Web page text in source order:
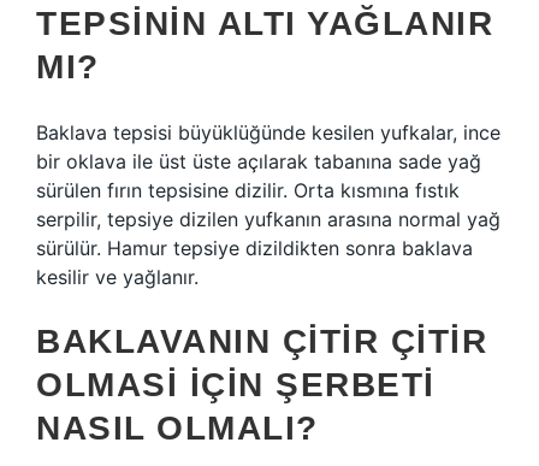
TEPSININ ALTI YAĞLANIR
MI?
Baklava tepsisi büyüklüğünde kesilen yufkalar, ince
bir oklava ile üst üste açılarak tabanına sade yağ
sürülen fırın tepsisine dizilir. Orta kısmına fıstık
serpilir, tepsiye dizilen yufkanın arasına normal yağ
sürülür. Hamur tepsiye dizildikten sonra baklava
kesilir ve yağlanır.
BAKLAVANIN ÇITIR ÇITIR
OLMASI IÇIN ŞERBETI
NASIL OLMALI?